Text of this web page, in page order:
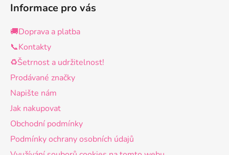
Informace pro vás
🚚Doprava a platba
📞Kontakty
♻️Šetrnost a udržitelnost!
Prodávané značky
Napište nám
Jak nakupovat
Obchodní podmínky
Podmínky ochrany osobních údajů